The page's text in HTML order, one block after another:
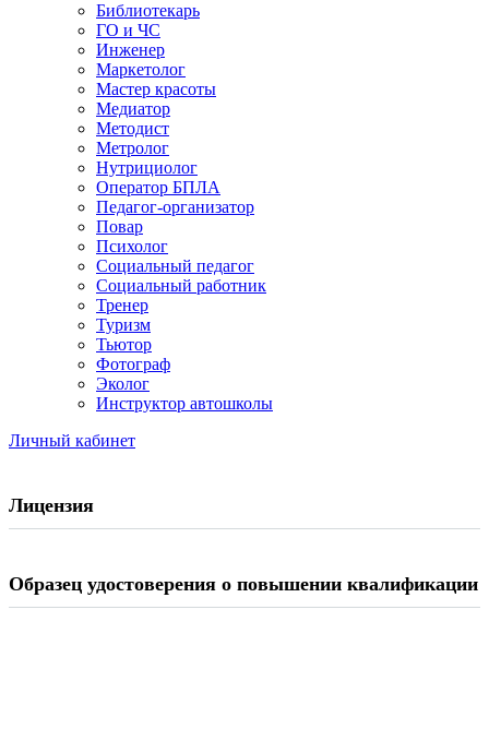
Библиотекарь
ГО и ЧС
Инженер
Маркетолог
Мастер красоты
Медиатор
Методист
Метролог
Нутрициолог
Оператор БПЛА
Педагог-организатор
Повар
Психолог
Социальный педагог
Социальный работник
Тренер
Туризм
Тьютор
Фотограф
Эколог
Инструктор автошколы
Личный кабинет
Лицензия
Образец удостоверения о повышении квалификации